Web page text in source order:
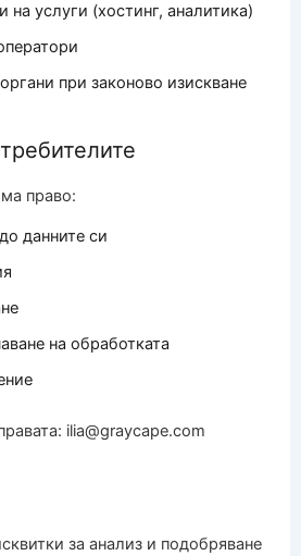
на услуги (хостинг, аналитика)
при законово изискване
право:
данните си
на обработката
ilia@graycape.com
за анализ и подобряване